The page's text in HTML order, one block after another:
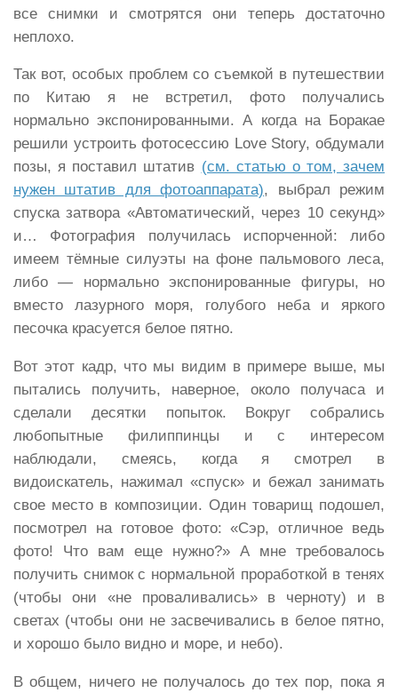
все снимки и смотрятся они теперь достаточно
неплохо.
Так вот, особых проблем со съемкой в путешествии
по Китаю я не встретил, фото получались
нормально экспонированными. А когда на Боракае
решили устроить фотосессию Love Story, обдумали
позы, я поставил штатив (см. статью о том, зачем
нужен штатив для фотоаппарата), выбрал режим
спуска затвора «Автоматический, через 10 секунд»
и… Фотография получилась испорченной: либо
имеем тёмные силуэты на фоне пальмового леса,
либо — нормально экспонированные фигуры, но
вместо лазурного моря, голубого неба и яркого
песочка красуется белое пятно.
Вот этот кадр, что мы видим в примере выше, мы
пытались получить, наверное, около получаса и
сделали десятки попыток. Вокруг собрались
любопытные филиппинцы и с интересом
наблюдали, смеясь, когда я смотрел в
видоискатель, нажимал «спуск» и бежал занимать
свое место в композиции. Один товарищ подошел,
посмотрел на готовое фото: «Сэр, отличное ведь
фото! Что вам еще нужно?» А мне требовалось
получить снимок с нормальной проработкой в тенях
(чтобы они «не проваливались» в черноту) и в
светах (чтобы они не засвечивались в белое пятно,
и хорошо было видно и море, и небо).
В общем, ничего не получалось до тех пор, пока я